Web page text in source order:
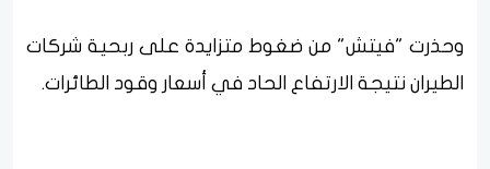
وحذرت "فيتش" من ضغوط متزايدة على ربحية شركات
الطيران نتيجة الارتفاع الحاد في أسعار وقود الطائرات.